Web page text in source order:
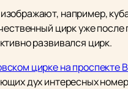
например,
цирк уже
развивался цирк.
цирке на проспекте
дух интересных